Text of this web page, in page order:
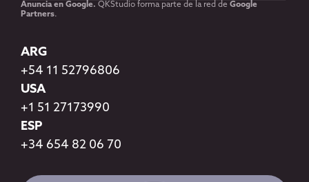
Anuncia en Google. QKStudio forma parte de la red de Google
Partners.
ARG
+54 11 52796806
USA
+1 51 27173990
ESP
+34 654 82 06 70